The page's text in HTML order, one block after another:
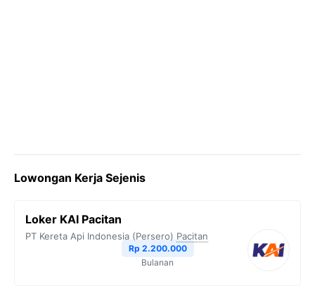
Lowongan Kerja Sejenis
Loker KAI Pacitan
PT Kereta Api Indonesia (Persero) Pacitan
Rp 2.200.000
Bulanan